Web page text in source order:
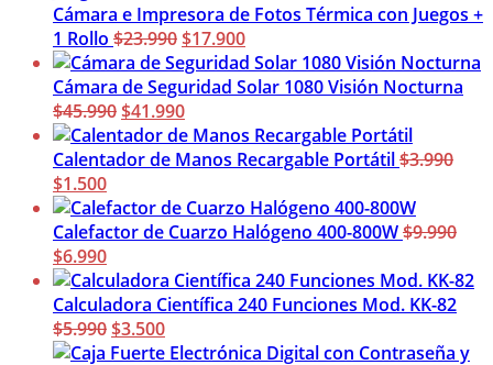
era:
es:
Cámara e Impresora de Fotos Térmica con Juegos +
1 Rollo $23.990El
precio
original
era:
$23.990.
$17.900El
precio
actual
$17.900.
Cámara de Seguridad Solar 1080 Visión Nocturna
$45.990El
precio
original
$45.990.
$41.990El
precio
actual
$41.990.
Calentador de Manos Recargable Portátil$3.990
El
precio
original
era:
$3.990.
$1.500El
precio
actual
es:
$1.500.
Calefactor de Cuarzo Halógeno 400-800W$9.990
El
precio
original
era:
$9.990.
$6.990El
precio
actual
es:
$6.990.
Calculadora Científica 240 Funciones Mod. KK-82
$5.990El
precio
$3.500El
precio